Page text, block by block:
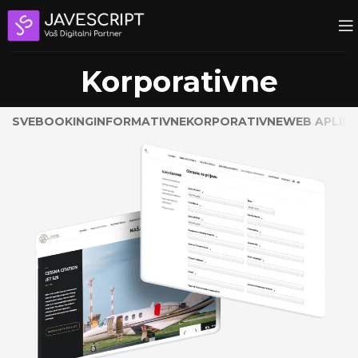
Korporativne
SVEBOOKINGINFORMATIVNEKORPORATIVNEWEB